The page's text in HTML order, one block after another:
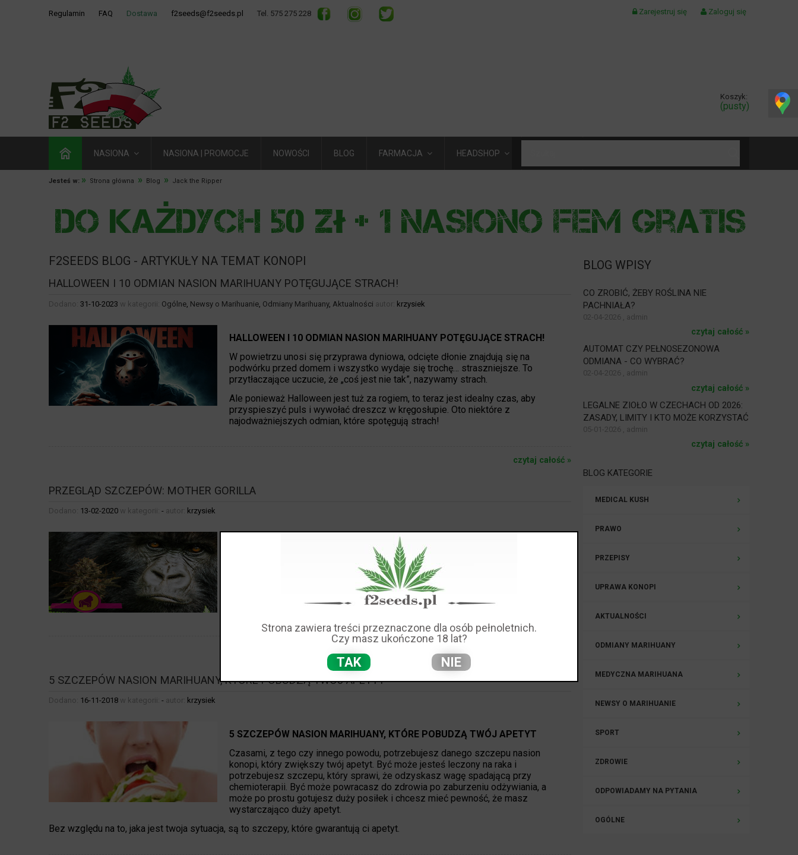
Regulamin FAQ Dostawa f2seeds@f2seeds.pl Tel. 575 275 228 Zarejestruj się Zaloguj się
Koszyk:
(pusty)
NASIONA NASIONA | PROMOCJE NOWOŚCI BLOG FARMACJA HEADSHOP
Jesteś w: » Strona główna » Blog » Jack the Ripper
F2SEEDS BLOG - ARTYKUŁY NA TEMAT KONOPI
HALLOWEEN I 10 ODMIAN NASION MARIHUANY POTĘGUJĄCE STRACH!
Dodano: 31-10-2023 w kategorii: Ogólne Newsy o Marihuanie Odmiany Marihuany, Aktualności autor: krzysiek
HALLOWEEN I 10 ODMIAN NASION MARIHUANY POTĘGUJĄCE STRACH!
W powietrzu unosi się przyprawa dyniowa, odcięte dłonie znajdują się na
podwórku przed domem i wszystko wydaje się trochę… straszniejsze. To
przytłaczające uczucie, że „coś jest nie tak”, nazywamy strach.
Ale ponieważ Halloween jest tuż za rogiem, to teraz jest idealny czas, aby
przyspieszyć puls i wywołać dreszcz w kręgosłupie. Oto niektóre z
najodważniejszych odmian, które spotęgują strach!
czytaj całość »
PRZEGLĄD SZCZEPÓW: MOTHER GORILLA
Dodano: 13-02-2020 w kategorii: - autor: krzysiek
PRZEGLĄD SZCZEPÓW: MOTHER GORILLA
Royal Madre była świetna. Matka Gorilla jest lepsza. Poznaj ulepszoną wersję
jednego z klasyków. Ciesz się jej lepszą produkcją
5 SZCZEPÓW NASION MARIHUANY, KTÓRE POBUDZĄ TWÓJ APETYT
Dodano: 16-11-2018 w kategorii: - autor: krzysiek
5 SZCZEPÓW NASION MARIHUANY, KTÓRE POBUDZĄ TWÓJ APETYT
Czasami, z tego czy innego powodu, potrzebujesz danego szczepu nasion
konopi, który zwiększy twój apetyt. Być może jesteś leczony na raka i
potrzebujesz szczepu, który sprawi, że odzyskasz wagę spadającą przy
chemioterapii. Być może powracasz do zdrowia po zaburzeniu odżywiania, a
może po prostu gotujesz duży posiłek i chcesz mieć pewność, że masz
wystarczająco duży apetyt.
Bez względu na to, jaka jest twoja sytuacja, są to szczepy, które gwarantują ci apetyt.
BLOG WPISY
CO ZROBIĆ, ŻEBY ROŚLINA NIE
PACHNIAŁA?
02-04-2026 , admin
czytaj całość »
AUTOMAT CZY PEŁNOSEZONOWA
ODMIANA - CO WYBRAĆ?
02-04-2026 , admin
czytaj całość »
LEGALNE ZIOŁO W CZECHACH OD 2026:
ZASADY, LIMITY I KTO MOŻE KORZYSTAĆ
05-01-2026 , admin
czytaj całość »
BLOG KATEGORIE
MEDICAL KUSH
PRAWO
PRZEPISY
UPRAWA KONOPI
AKTUALNOŚCI
ODMIANY MARIHUANY
MEDYCZNA MARIHUANA
NEWSY O MARIHUANIE
SPORT
ZDROWIE
ODPOWIADAMY NA PYTANIA
OGÓLNE
Strona zawiera treści przeznaczone dla osób pełnoletnich.
Czy masz ukończone 18 lat?
TAK NIE